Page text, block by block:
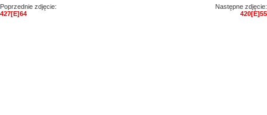
Poprzednie zdjęcie:
427[E]64
Następne zdjęcie:
420[E]55